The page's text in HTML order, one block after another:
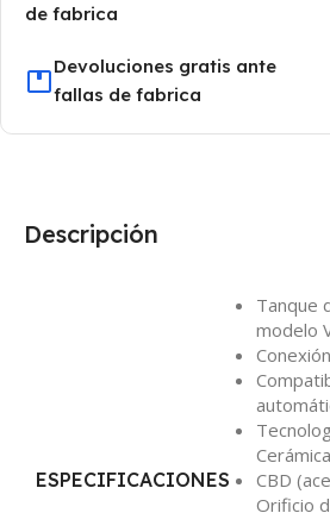
de fabrica
Devoluciones gratis ante
fallas de fabrica
Descripción
ESPECIFICACIONES
Tanque
modelo
CBD
Orificio